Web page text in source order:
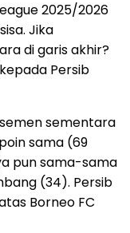
2025/2026
Jika
di garis akhir?
Persib
sementara
sama (69
pun sama-sama
(34). Persib
Borneo FC